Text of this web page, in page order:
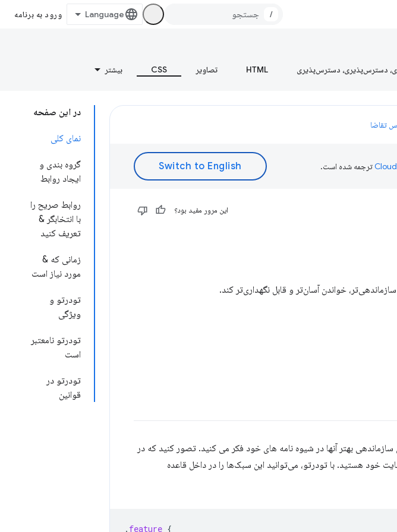
/ ورود به برنامه
دسترس‌پذیری، دسترس‌پذیری HTML تصاویر CSS بیشتر
در این صفحه
نمای کلی
گروه بندی و
ایجاد روابط
روابط صریح را
با انتخابگر &
تعریف کنید
زمانی که &
مورد نیاز است
تودرتو و
ویژگی
تودرتو نامعتبر
است
تودرتو در
قوانین
تقاضا
ترجمه شده است.
این مرور مفید بود؟
سازماندهی بهتر آنها در شیوه نامه های خود فکر می کنید. تصور کنید که در
خود هستید. با تودرتو، می‌توانید این سبک‌ها را در داخل قاعده
. feature {